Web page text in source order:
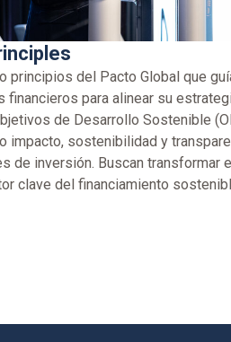
principios del Pacto Global que
financieros para alinear su
de Desarrollo Sostenible
impacto, sostenibilidad y
de inversión. Buscan transformar
clave del financiamiento